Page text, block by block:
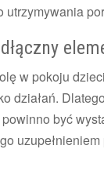
utrzymywania
w pokoju
działań.
być